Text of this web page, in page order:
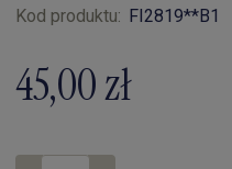
Kod produktu: FI2819**B1
45,00 zł